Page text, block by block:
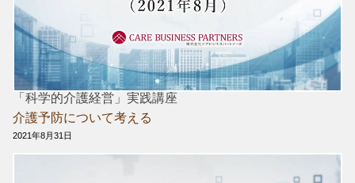
「科学的介護経営」実践講座
介護予防について考える
2021年8月31日